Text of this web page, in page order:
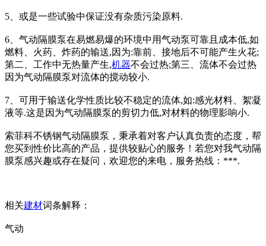
5、或是一些试验中保证没有杂质污染原料.
6、气动隔膜泵在易燃易爆的环境中用气动泵可靠且成本低,如
燃料、火药、炸药的输送,因为:靠前、接地后不可能产生火花;
第二、工作中无热量产生,机器不会过热;第三、流体不会过热
因为气动隔膜泵对流体的搅动较小.
7、可用于输送化学性质比较不稳定的流体,如:感光材料、絮凝
液等.这是因为气动隔膜泵的剪切力低,对材料的物理影响小.
索菲科不锈钢气动隔膜泵，秉承着对客户认真负责的态度，帮
您买到性价比高的产品，提供较贴心的服务！若您对我气动隔
膜泵感兴趣或存在疑问，欢迎您的来电，服务热线：***.
相关建材词条解释：
气动